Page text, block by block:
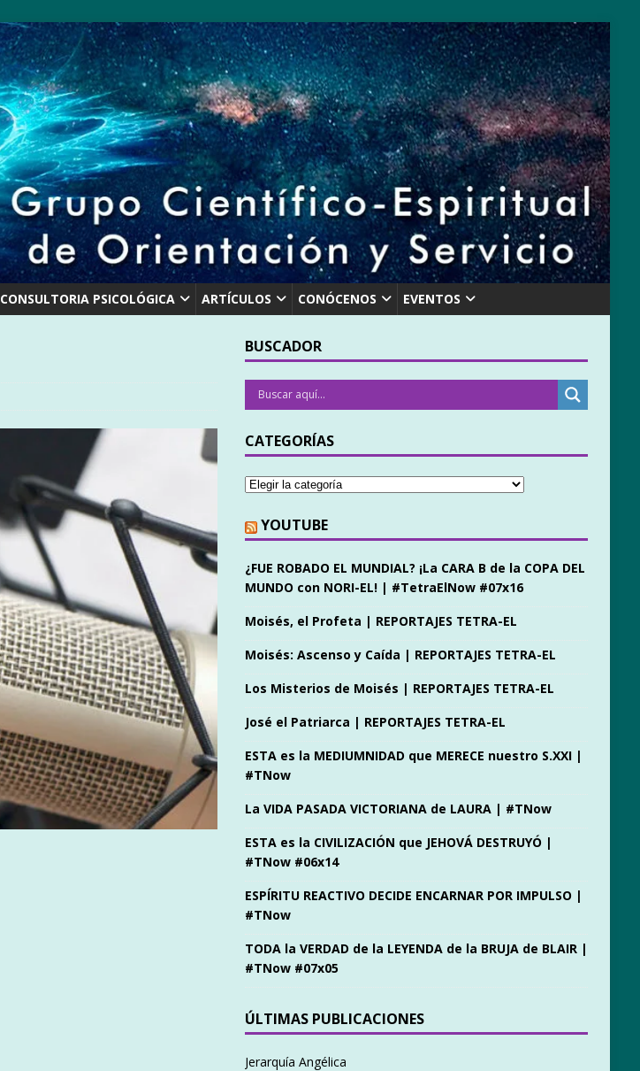
CONSULTORIA PSICOLÓGICA ARTÍCULOS CONÓCENOS EVENTOS
BUSCADOR
CATEGORÍAS
YOUTUBE
¿FUE ROBADO EL MUNDIAL? ¡La CARA B de la COPA DEL
MUNDO con NORI-EL! | #TetraElNow #07x16
Moisés, el Profeta | REPORTAJES TETRA-EL
Moisés: Ascenso y Caída | REPORTAJES TETRA-EL
Los Misterios de Moisés | REPORTAJES TETRA-EL
José el Patriarca | REPORTAJES TETRA-EL
ESTA es la MEDIUMNIDAD que MERECE nuestro S.XXI |
#TNow
La VIDA PASADA VICTORIANA de LAURA | #TNow
ESTA es la CIVILIZACIÓN que JEHOVÁ DESTRUYÓ |
#TNow #06x14
ESPÍRITU REACTIVO DECIDE ENCARNAR POR IMPULSO |
#TNow
TODA la VERDAD de la LEYENDA de la BRUJA de BLAIR |
#TNow #07x05
ÚLTIMAS PUBLICACIONES
Jerarquía Angélica